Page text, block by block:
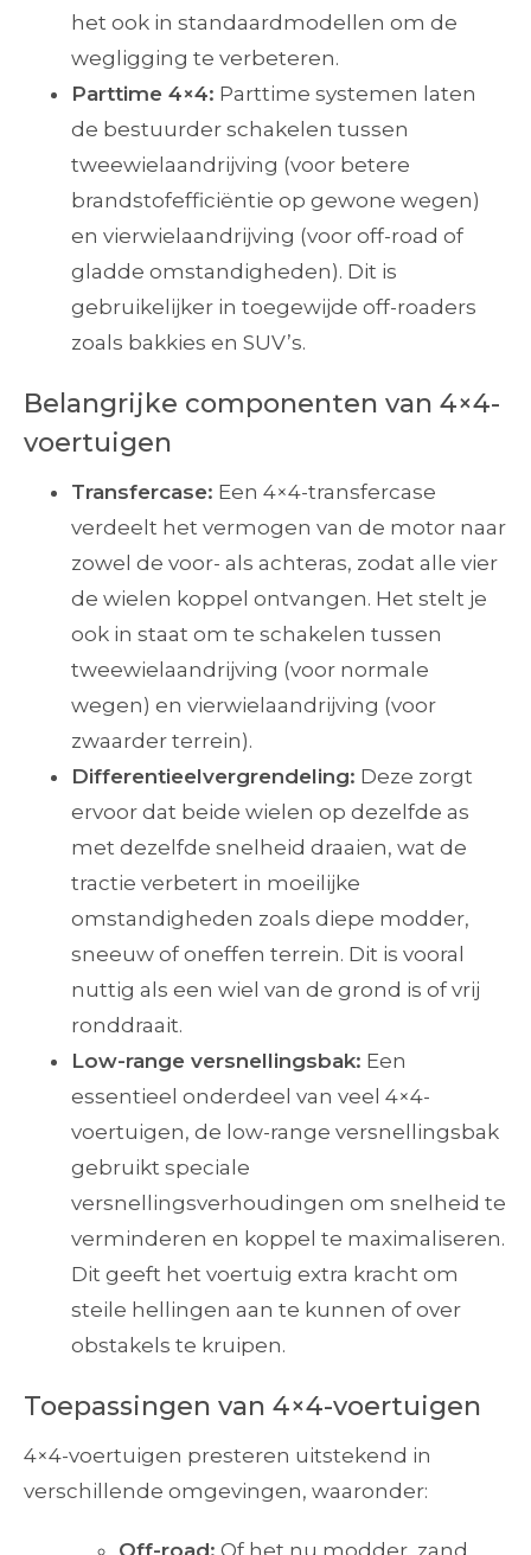
het ook in standaardmodellen om de
wegligging te verbeteren.
Parttime 4×4: Parttime systemen laten
de bestuurder schakelen tussen
tweewielaandrijving (voor betere
brandstofefficiëntie op gewone wegen)
en vierwielaandrijving (voor off-road of
gladde omstandigheden). Dit is
gebruikelijker in toegewijde off-roaders
zoals bakkies en SUV’s.
Belangrijke componenten van 4×4-
voertuigen
Transfercase: Een 4×4-transfercase
verdeelt het vermogen van de motor naar
zowel de voor- als achteras, zodat alle vier
de wielen koppel ontvangen. Het stelt je
ook in staat om te schakelen tussen
tweewielaandrijving (voor normale
wegen) en vierwielaandrijving (voor
zwaarder terrein).
Differentieelvergrendeling: Deze zorgt
ervoor dat beide wielen op dezelfde as
met dezelfde snelheid draaien, wat de
tractie verbetert in moeilijke
omstandigheden zoals diepe modder,
sneeuw of oneffen terrein. Dit is vooral
nuttig als een wiel van de grond is of vrij
ronddraait.
Low-range versnellingsbak: Een
essentieel onderdeel van veel 4×4-
voertuigen, de low-range versnellingsbak
gebruikt speciale
versnellingsverhoudingen om snelheid te
verminderen en koppel te maximaliseren.
Dit geeft het voertuig extra kracht om
steile hellingen aan te kunnen of over
obstakels te kruipen.
Toepassingen van 4×4-voertuigen
4×4-voertuigen presteren uitstekend in
verschillende omgevingen, waaronder:
Off-road: Of het nu modder, zand,